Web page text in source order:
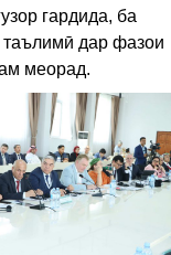
гардида, ба
дар фазои
меорад.